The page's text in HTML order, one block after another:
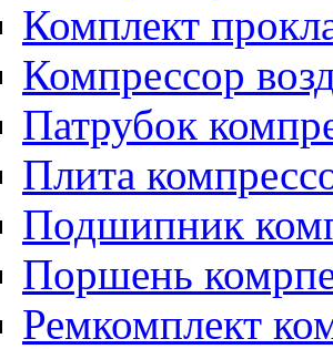
Комплект
Компрессор
Патрубок
Плита
Подшипник
Поршень
Ремкомплект